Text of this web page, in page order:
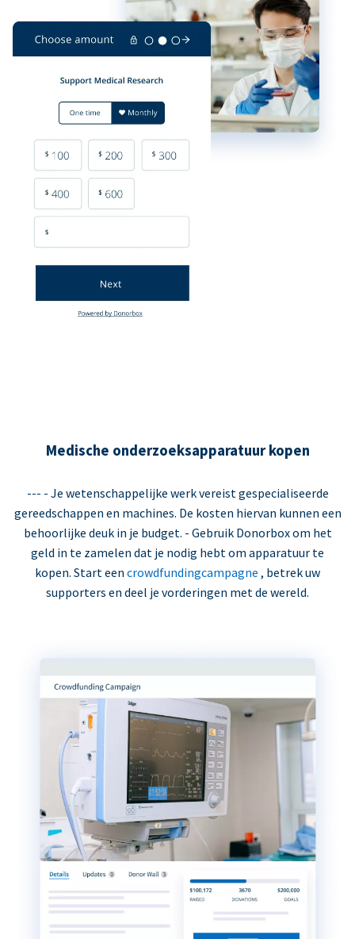
Medische onderzoeksapparatuur kopen
--- - Je wetenschappelijke werk vereist gespecialiseerde
gereedschappen en machines. De kosten hiervan kunnen een
behoorlijke deuk in je budget. - Gebruik Donorbox om het
geld in te zamelen dat je nodig hebt om apparatuur te
kopen. Start een crowdfundingcampagne , betrek uw
supporters en deel je vorderingen met de wereld.